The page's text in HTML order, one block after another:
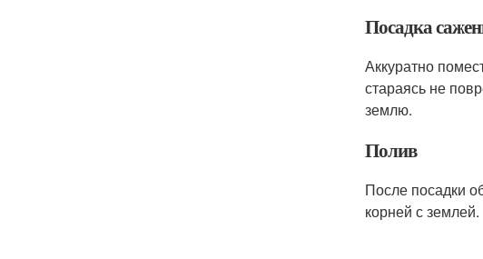
Посадка
Аккуратно
стараясь не
землю.
Полив
После посадки
корней с землей.